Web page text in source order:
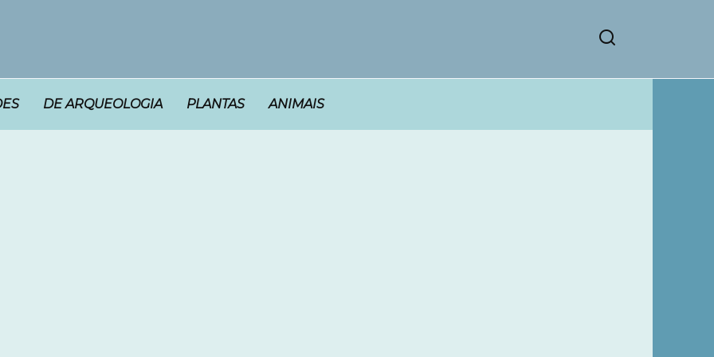
DE ARQUEOLOGIA PLANTAS ANIMAIS